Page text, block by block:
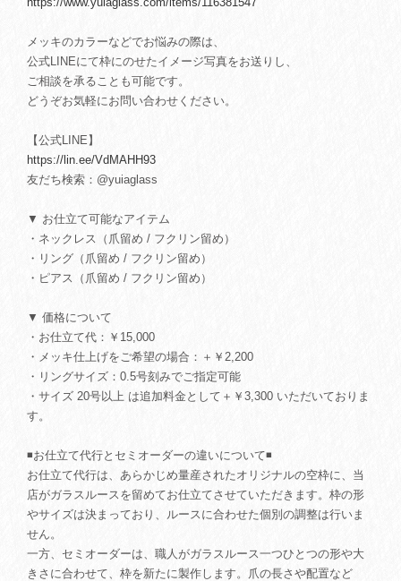
メッキのカラーなどでお悩みの際は、
公式LINEにて枠にのせたイメージ写真をお送りし、
ご相談を承ることも可能です。
どうぞお気軽にお問い合わせください。
【公式LINE】
https://lin.ee/VdMAHH93
友だち検索：@yuiaglass
▼ お仕立て可能なアイテム
・ネックレス（爪留め / フクリン留め）
・リング（爪留め / フクリン留め）
・ピアス（爪留め / フクリン留め）
▼ 価格について
・お仕立て代：￥15,000
・メッキ仕上げをご希望の場合：＋￥2,200
・リングサイズ：0.5号刻みでご指定可能
・サイズ 20号以上 は追加料金として＋￥3,300 いただいておりま
す。
◾️お仕立て代行とセミオーダーの違いについて◾️
お仕立て代行は、あらかじめ量産されたオリジナルの空枠に、当
店がガラスルースを留めてお仕立てさせていただきます。枠の形
やサイズは決まっており、ルースに合わせた個別の調整は行いま
せん。
一方、セミオーダーは、職人がガラスルース一つひとつの形や大
きさに合わせて、枠を新たに製作します。爪の長さや配置など